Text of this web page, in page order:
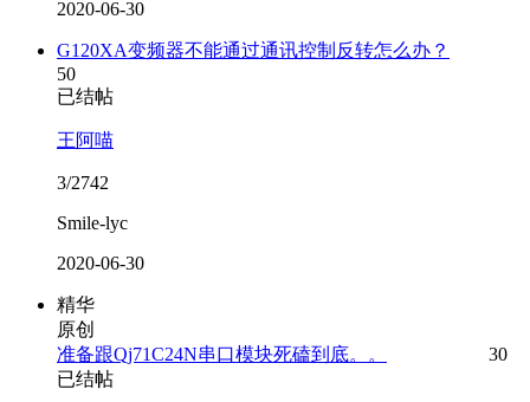
2020-06-30
G120XA变频器不能通过通讯控制反转怎么办？
50
已结帖
王阿喵
3/2742
Smile-lyc
2020-06-30
精华
原创
准备跟Qj71C24N串口模块死磕到底。。
30
已结帖